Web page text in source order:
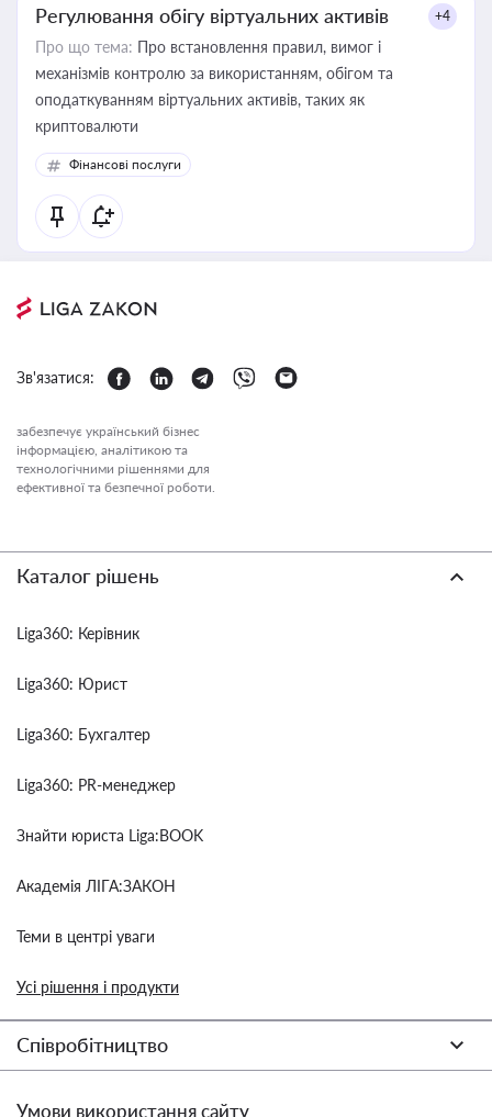
Регулювання обігу віртуальних активів +4
Про що тема: Про встановлення правил, вимог і
механізмів контролю за використанням, обігом та
оподаткуванням віртуальних активів, таких як
криптовалюти
Фінансові послуги
Зв'язатися:
забезпечує український бізнес
інформацією, аналітикою та
технологічними рішеннями для
ефективної та безпечної роботи.
Каталог рішень
Liga360: Керівник
Liga360: Юрист
Liga360: Бухгалтер
Liga360: PR-менеджер
Знайти юриста Liga:BOOK
Академія ЛІГА:ЗАКОН
Теми в центрі уваги
Усі рішення і продукти
Співробітництво
Умови використання сайту